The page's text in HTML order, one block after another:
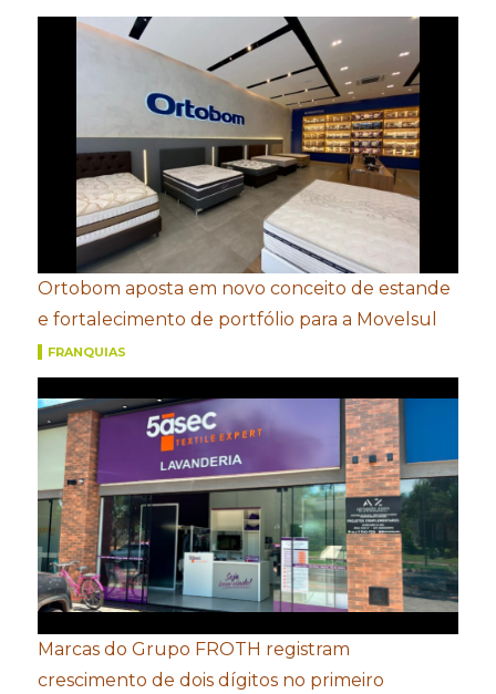
Ortobom aposta em novo conceito de estande
e fortalecimento de portfólio para a Movelsul
FRANQUIAS
Marcas do Grupo FROTH registram
crescimento de dois dígitos no primeiro